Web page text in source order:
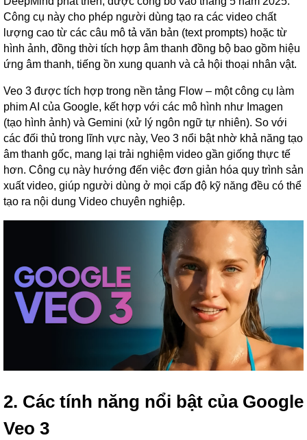
Công cụ này cho phép người dùng tạo ra các video chất
lượng cao từ các câu mô tả văn bản (text prompts) hoặc từ
hình ảnh, đồng thời tích hợp âm thanh đồng bộ bao gồm hiệu
ứng âm thanh, tiếng ồn xung quanh và cả hội thoại nhân vật.
Veo 3 được tích hợp trong nền tảng Flow – một công cụ làm
phim AI của Google, kết hợp với các mô hình như Imagen
(tạo hình ảnh) và Gemini (xử lý ngôn ngữ tự nhiên). So với
các đối thủ trong lĩnh vực này, Veo 3 nổi bật nhờ khả năng tạo
âm thanh gốc, mang lại trải nghiệm video gần giống thực tế
hơn. Công cụ này hướng đến việc đơn giản hóa quy trình sản
xuất video, giúp người dùng ở mọi cấp độ kỹ năng đều có thể
tạo ra nội dung Video chuyên nghiệp.
2. Các tính năng nổi bật của Google
Veo 3